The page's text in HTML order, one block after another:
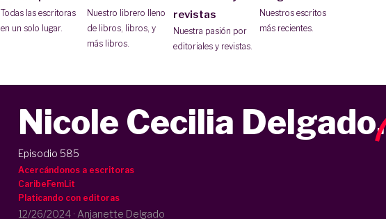
Todas las escritoras
en un solo lugar.
Nuestro librero lleno
de libros, libros, y
más libros.
revistas
Nuestra pasión por
editoriales y revistas.
Nuestros escritos
más recientes.
Nicole Cecilia Delgado.
Episodio 585
Acercándonos a escritoras
CaribeFemLit
Platicando con editoras
12/26/2024· Anjanette Delgado